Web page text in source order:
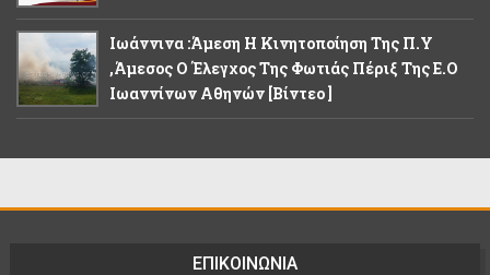
Ιωάννινα :Άμεση Η Κινητοποίηση Της Π.Υ
,άμεσος Ο Έλεγχος Της Φωτιάς Πέριξ Της Ε.Ο
Ιωαννίνων Αθηνών [βίντεο ]
ΕΠΙΚΟΙΝΩΝΙΑ